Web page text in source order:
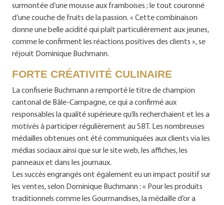
surmontée d’une mousse aux framboises ; le tout couronné
d’une couche de fruits de la passion. « Cette combinaison
donne une belle acidité qui plaît particulièrement aux jeunes,
comme le confirment les réactions positives des clients », se
réjouit Dominique Buchmann.
FORTE CRÉATIVITÉ CULINAIRE
La confiserie Buchmann a remporté le titre de champion
cantonal de Bâle-Campagne, ce qui a confirmé aux
responsables la qualité supérieure qu’ils recherchaient et les a
motivés à participer régulièrement au SBT. Les nombreuses
médailles obtenues ont été communiquées aux clients via les
médias sociaux ainsi que sur le site web, les affiches, les
panneaux et dans les journaux.
Les succès engrangés ont également eu un impact positif sur
les ventes, selon Dominique Buchmann : « Pour les produits
traditionnels comme les Gourmandises, la médaille d’or a